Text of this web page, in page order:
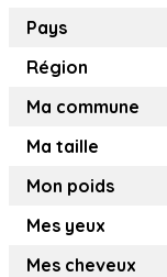
Pays
Région
Ma commune
Ma taille
Mon poids
Mes yeux
Mes cheveux